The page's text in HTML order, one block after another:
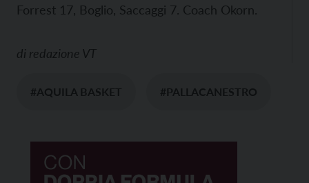
Forrest 17, Boglio, Saccaggi 7. Coach Okorn.
di redazione VT
#AQUILA BASKET #PALLACANESTRO